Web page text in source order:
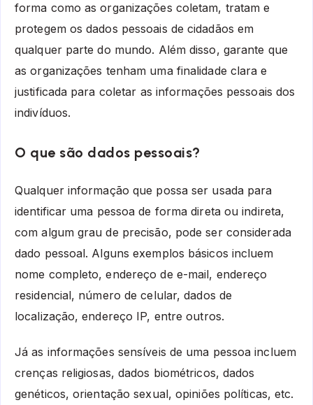
forma como as organizações coletam, tratam e
protegem os dados pessoais de cidadãos em
qualquer parte do mundo. Além disso, garante que
as organizações tenham uma finalidade clara e
justificada para coletar as informações pessoais dos
indivíduos.
O que são dados pessoais?
Qualquer informação que possa ser usada para
identificar uma pessoa de forma direta ou indireta,
com algum grau de precisão, pode ser considerada
dado pessoal. Alguns exemplos básicos incluem
nome completo, endereço de e-mail, endereço
residencial, número de celular, dados de
localização, endereço IP, entre outros.
Já as informações sensíveis de uma pessoa incluem
crenças religiosas, dados biométricos, dados
genéticos, orientação sexual, opiniões políticas, etc.